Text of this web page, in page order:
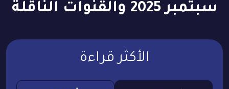
سبتمبر 2025 والقنوات الناقلة
الأكثر قراءة